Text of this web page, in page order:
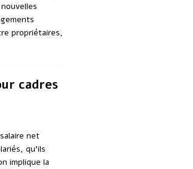
propriétaires,
cadres
net
qu’ils
implique la